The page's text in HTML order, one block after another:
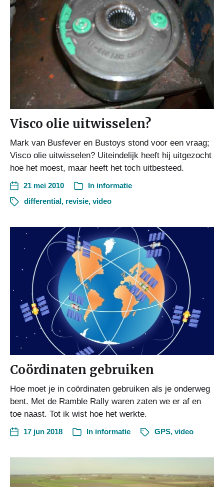
Visco olie uitwisselen?
Mark van Busfever en Bustoys stond voor een vraag;
Visco olie uitwisselen? Uiteindelijk heeft hij uitgezocht
hoe het moest, maar heeft het toch uitbesteed.
21 mei 2010 In informatie
differential, revisie, video
Coördinaten gebruiken
Hoe moet je in coördinaten gebruiken als je onderweg
bent. Met de Ramble Rally waren zaten we er af en
toe naast. Tot ik wist hoe het werkte.
17 jun 2018 In informatie GPS, video